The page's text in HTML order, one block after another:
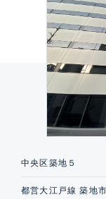
中央区築地５
都営大江戸線 築地